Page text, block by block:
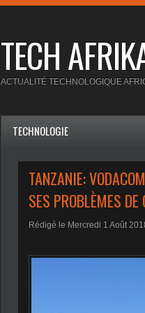
TECH
ACTUALITÉ TECHNOLOGIQUE
TECHNOLOGIE
TANZANIE:
SES PROBLÈMES
Rédigé le Mercredi 1 Août